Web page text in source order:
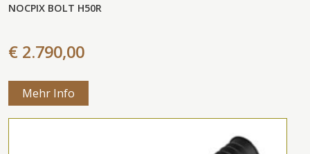
NOCPIX BOLT H50R
€ 2.790,00
Mehr Info